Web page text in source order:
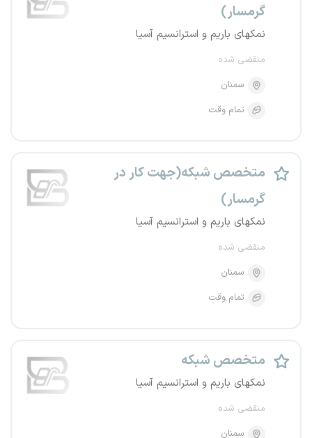
گرمسار)
نمکهای باریم و استرانسیم آسیا
منقضی شده
سمنان
تمام وقت
متخصص شبکه(جهت کار در
گرمسار)
نمکهای باریم و استرانسیم آسیا
منقضی شده
سمنان
تمام وقت
متخصص شبکه
نمکهای باریم و استرانسیم آسیا
منقضی شده
سمنان